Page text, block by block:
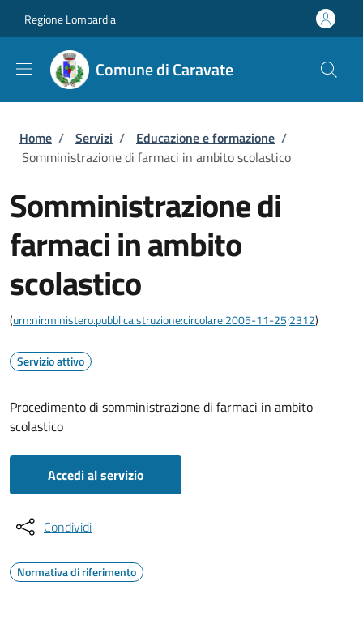
Regione Lombardia
Comune di Caravate
Briciole di pane
Home / Servizi / Educazione e formazione /
Somministrazione di farmaci in ambito scolastico
Somministrazione di
farmaci in ambito
scolastico
(urn:nir:ministero.pubblica.struzione:circolare:2005-11-25;2312)
Servizio attivo
Procedimento di somministrazione di farmaci in ambito
scolastico
Accedi al servizio
Condividi
Normativa di riferimento